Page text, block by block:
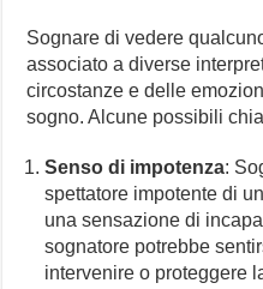
Sognare di vedere
associato a diverse
circostanze e delle
sogno. Alcune possibili
Senso di impotenza:
spettatore impotente di
una sensazione di
sognatore potrebbe
intervenire o proteggere